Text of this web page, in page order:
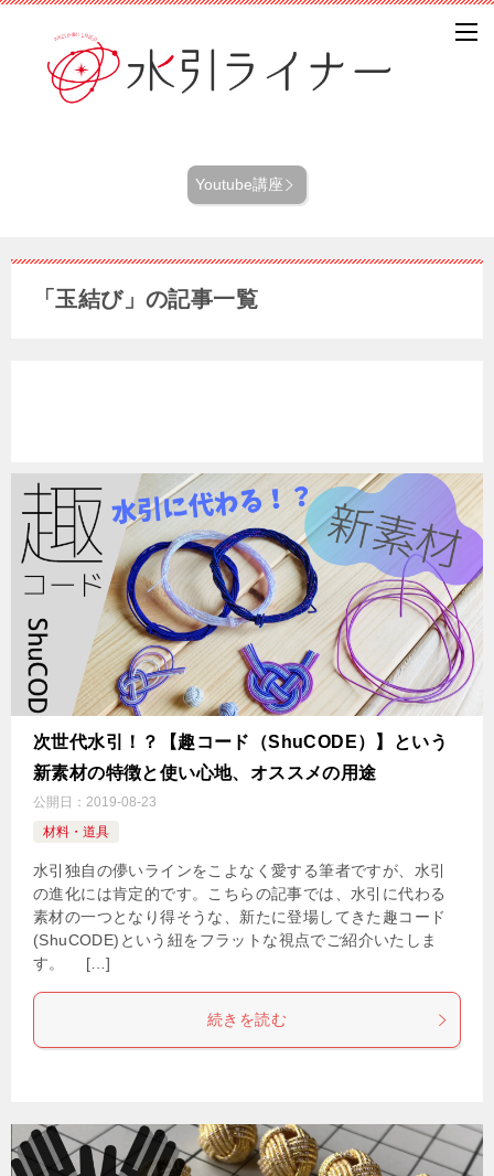
Youtube講座
「玉結び」の記事一覧
次世代水引！？【趣コード（ShuCODE）】という
新素材の特徴と使い心地、オススメの用途
公開日： 2019-08-23
材料・道具
水引独自の儚いラインをこよなく愛する筆者ですが、水引
の進化には肯定的です。こちらの記事では、水引に代わる
素材の一つとなり得そうな、新たに登場してきた趣コード
(ShuCODE)という紐をフラットな視点でご紹介いたしま
す。 […]
続きを読む